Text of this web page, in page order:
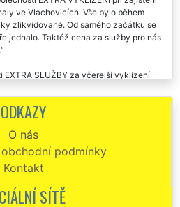
ve Vlachovicích. Vše bylo během
zlikvidované. Od samého začátku se
jednalo. Taktéž cena za služby pro nás
EXTRA SLUŽBY za včerejší vyklízení
Vlachovicích jejich služby vyklízení a
jednou děkujeme.
mi poskytla tato společnost
práce i cena za vyklízecí a
ODKAZY
O nás
podmínky
Kontakt
SÍTĚ